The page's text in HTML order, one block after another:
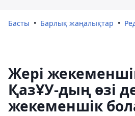
Басты Барлық жаңалықтар
Жері
ҚазҰУ-дың өзі
жекеменшік